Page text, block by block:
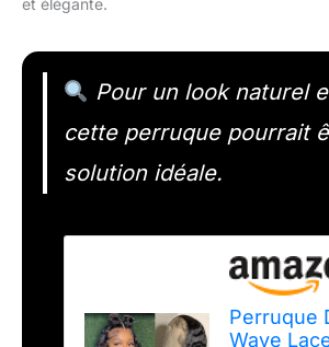
et élégante.
Pour un look naturel
cette perruque pourrait
solution idéale.
Perruque
Wave